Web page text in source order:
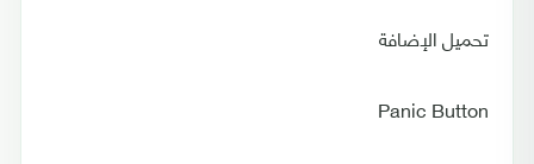
تحميل الإضافة
Panic Button